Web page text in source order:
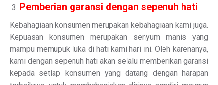
Pemberian garansi dengan sepenuh hati
Kebahagiaan konsumen merupakan kebahagiaan kami juga.
Kepuasan konsumen merupakan senyum manis yang
mampu memupuk luka di hati kami hari ini. Oleh karenanya,
kami dengan sepenuh hati akan selalu memberikan garansi
kepada setiap konsumen yang datang dengan harapan